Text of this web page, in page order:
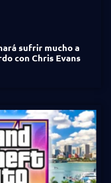
sufrir mucho a
con Chris Evans